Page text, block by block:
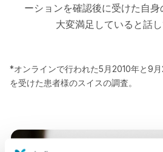
ーションを確認後に受けた自
大変満足していると話
*オンラインで行われた5月2010年と9
を受けた患者様のスイスの調査。